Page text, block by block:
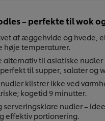
– perfekte til wok
af æggehvide og hvede,
høje temperaturer.
alternativ til asiatiske nudler
til supper, salater og
klistrer ikke ved
kogetid 9 minutter.
serveringsklare nudler –
effektiv portionering.